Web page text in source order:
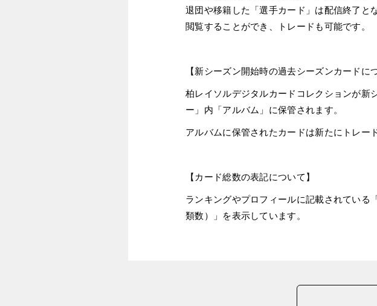
退団や移籍した「選手カード」は配信終了と
閲覧することができ、トレードも可能です。
【新シーズン開始時の過去シーズンカードに
柏レイソルデジタルカードコレクションが新
ー」内「アルバム」に保管されます。
アルバムに保管されたカードは新たにトレー
【カード総数の表記について】
ランキングやプロフィールに記載されている
類数）」を表示しています。